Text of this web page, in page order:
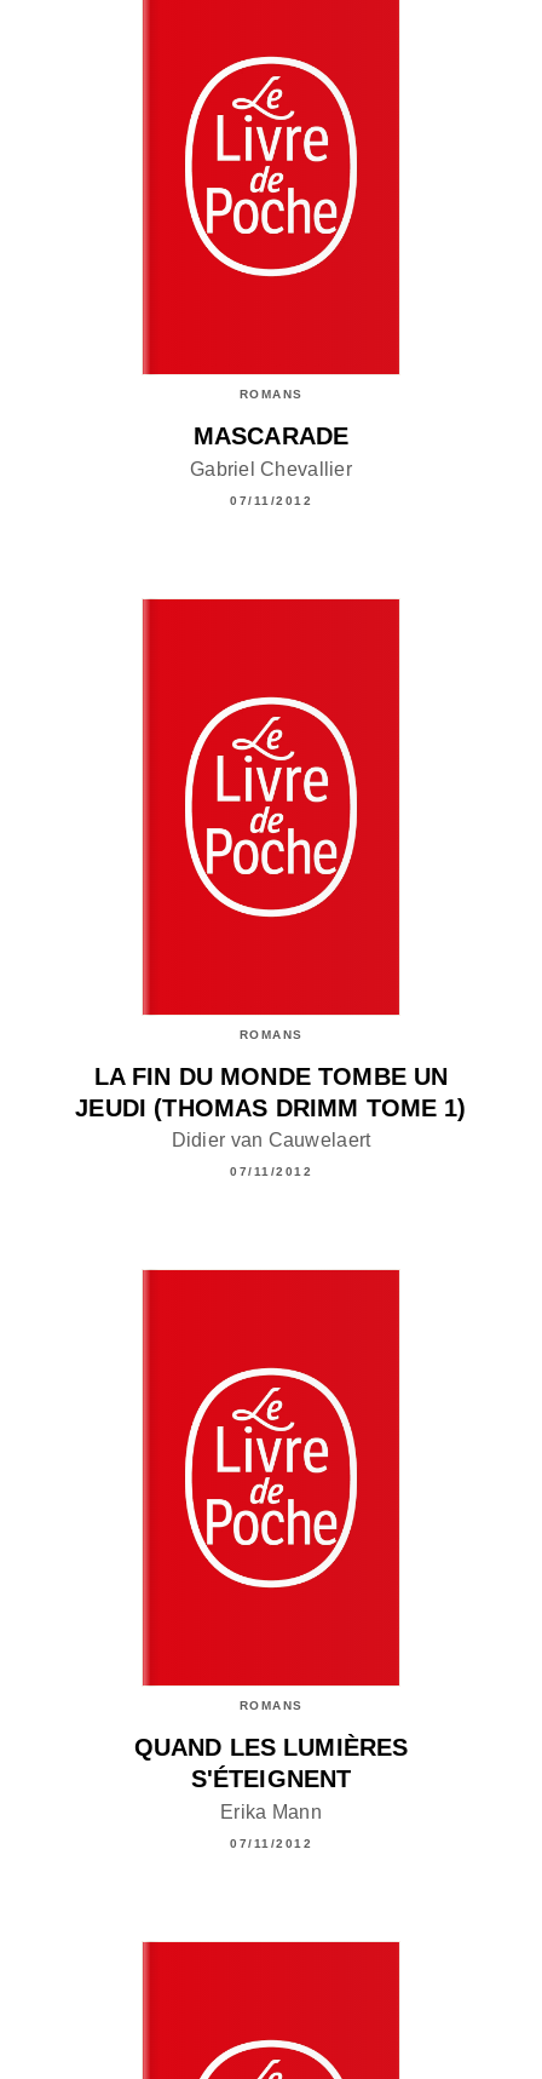
ROMANS
MASCARADE
Gabriel Chevallier
07/11/2012
ROMANS
LA FIN DU MONDE TOMBE UN
JEUDI (THOMAS DRIMM TOME 1)
Didier van Cauwelaert
07/11/2012
ROMANS
QUAND LES LUMIÈRES
S'ÉTEIGNENT
Erika Mann
07/11/2012